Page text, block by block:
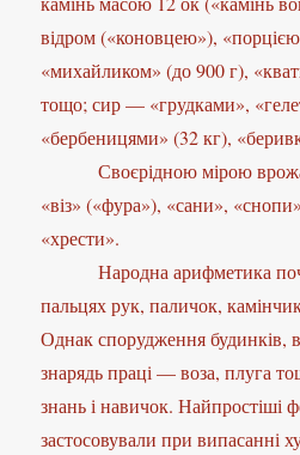
відром («коновцею»),
«михайликом» (до 900 г),
тощо; сир — «грудками»,
«бербеницями» (32 кг),
Своєрідною мірою
«віз» («фура»), «сани»,
«хрести».
Народна арифметика
пальцях рук, паличок,
Однак спорудження будинків,
знарядь праці — воза, плуга
знань і навичок. Найпростіші
застосовували при випасанні